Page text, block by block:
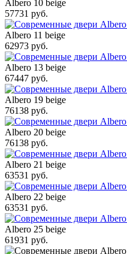
Albero 10 beige
57731 руб.
Albero 11 beige
62973 руб.
Albero 13 beige
67447 руб.
Albero 19 beige
76138 руб.
Albero 20 beige
76138 руб.
Albero 21 beige
63531 руб.
Albero 22 beige
63531 руб.
Albero 25 beige
61931 руб.